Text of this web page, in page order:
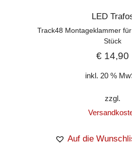
LED
Track48 Montageklammer
Stück
€ 14,90
inkl. 20 %
zzgl.
Auf die